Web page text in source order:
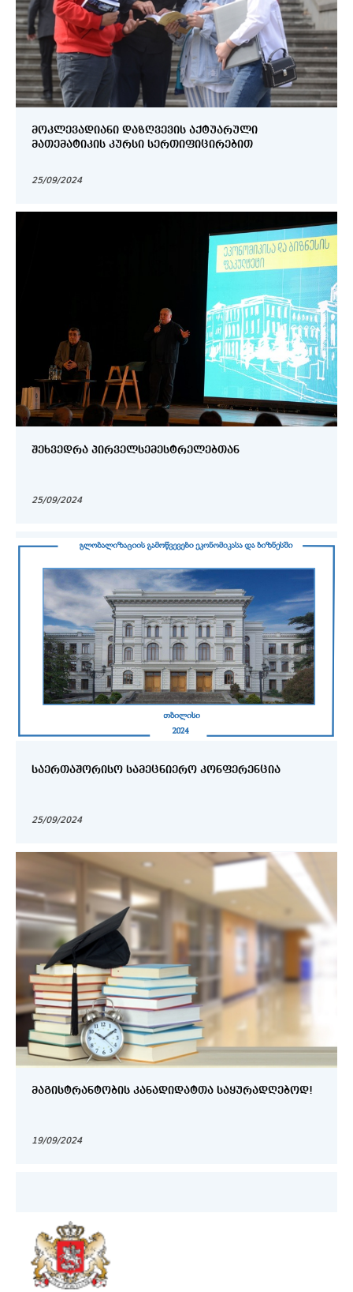
ᲛᲝᲙᲚᲔᲕᲐᲓᲘᲐᲜᲘ ᲓᲐᲖᲦᲕᲔᲕᲘᲡ ᲐᲥᲢᲣᲐᲠᲣᲚᲘ
ᲛᲐᲗᲔᲛᲐᲢᲘᲙᲘᲡ ᲙᲣᲠᲡᲘ ᲡᲔᲠᲗᲘᲤᲘᲪᲘᲠᲔᲑᲘᲗ
25/09/2024
ᲨᲔᲮᲕᲔᲓᲠᲐ ᲞᲘᲠᲕᲔᲚᲡᲔᲛᲔᲡᲢᲠᲔᲚᲔᲑᲗᲐᲜ
25/09/2024
ᲡᲐᲔᲠᲗᲐᲨᲝᲠᲘᲡᲝ ᲡᲐᲛᲔᲪᲜᲘᲔᲠᲝ ᲙᲝᲜᲤᲔᲠᲔᲜᲪᲘᲐ
25/09/2024
ᲛᲐᲒᲘᲡᲢᲠᲐᲜᲢᲝᲑᲘᲡ ᲙᲐᲜᲐᲓᲘᲓᲐᲢᲗᲐ ᲡᲐᲧᲣᲠᲐᲓᲦᲔᲑᲝᲓ!
19/09/2024